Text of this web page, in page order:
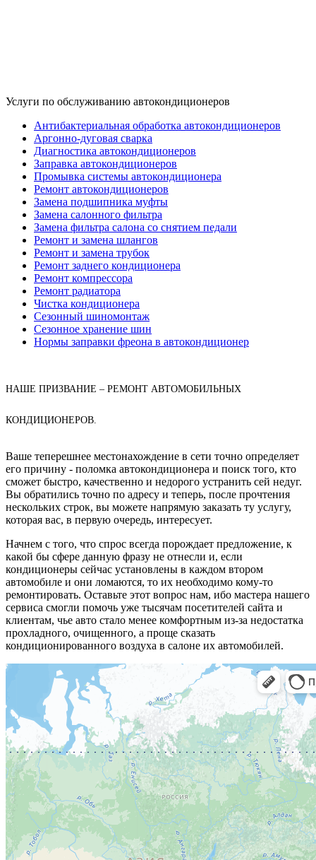
Услуги по обслуживанию автокондиционеров
Антибактериальная обработка автокондиционеров
Аргонно-дуговая сварка
Диагностика автокондиционеров
Заправка автокондиционеров
Промывка системы автокондиционера
Ремонт автокондиционеров
Замена подшипника муфты
Замена салонного фильтра
Замена фильтра салона со снятием педали
Ремонт и замена шлангов
Ремонт и замена трубок
Ремонт заднего кондиционера
Ремонт компрессора
Ремонт радиатора
Чистка кондиционера
Сезонный шиномонтаж
Сезонное хранение шин
Нормы заправки фреона в автокондиционер
НАШЕ ПРИЗВАНИЕ – РЕМОНТ АВТОМОБИЛЬНЫХ
КОНДИЦИОНЕРОВ.
Ваше теперешнее местонахождение в сети точно определяет
его причину - поломка автокондиционера и поиск того, кто
сможет быстро, качественно и недорого устранить сей недуг.
Вы обратились точно по адресу и теперь, после прочтения
нескольких строк, вы можете напрямую заказать ту услугу,
которая вас, в первую очередь, интересует.
Начнем с того, что спрос всегда порождает предложение, к
какой бы сфере данную фразу не отнесли и, если
кондиционеры сейчас установлены в каждом втором
автомобиле и они ломаются, то их необходимо кому-то
ремонтировать. Оставьте этот вопрос нам, ибо мастера нашего
сервиса смогли помочь уже тысячам посетителей сайта и
клиентам, чье авто стало менее комфортным из-за недостатка
прохладного, очищенного, а проще сказать
кондиционированного воздуха в салоне их автомобилей.